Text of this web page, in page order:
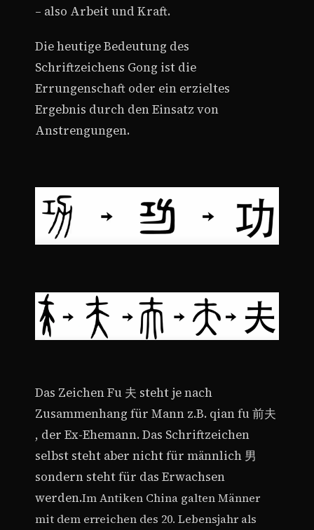
– also Arbeit und Kraft.
Die heutige Bedeutung des
Schriftzeichens Gong ist die
Errungenschaft oder ein erzieltes
Ergebnis durch den Einsatz von
Anstrengungen.
Das Zeichen Fu 夫 steht je nach
Zusammenhang für Mann z.B. qian fu 前夫
, der Ex-Ehemann. Das Schriftzeichen
selbst steht aber nicht für männlich 男
sondern steht für das Erwachsen
werden.Im Antiken China galten Männer
mit dem erreichen des 20. Lebensjahr als